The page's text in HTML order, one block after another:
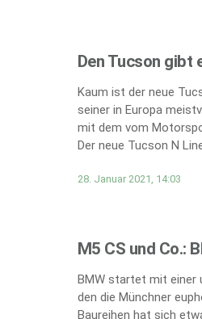
Den Tucson gibt
Kaum ist der neue
seiner in Europa
mit dem vom
Der neue Tucson N
28. Januar 2021, 14:03
M5 CS und Co.:
BMW startet mit einer
den die Münchner
Baureihen hat sich